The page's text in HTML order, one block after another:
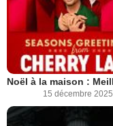
15 décembre 2025